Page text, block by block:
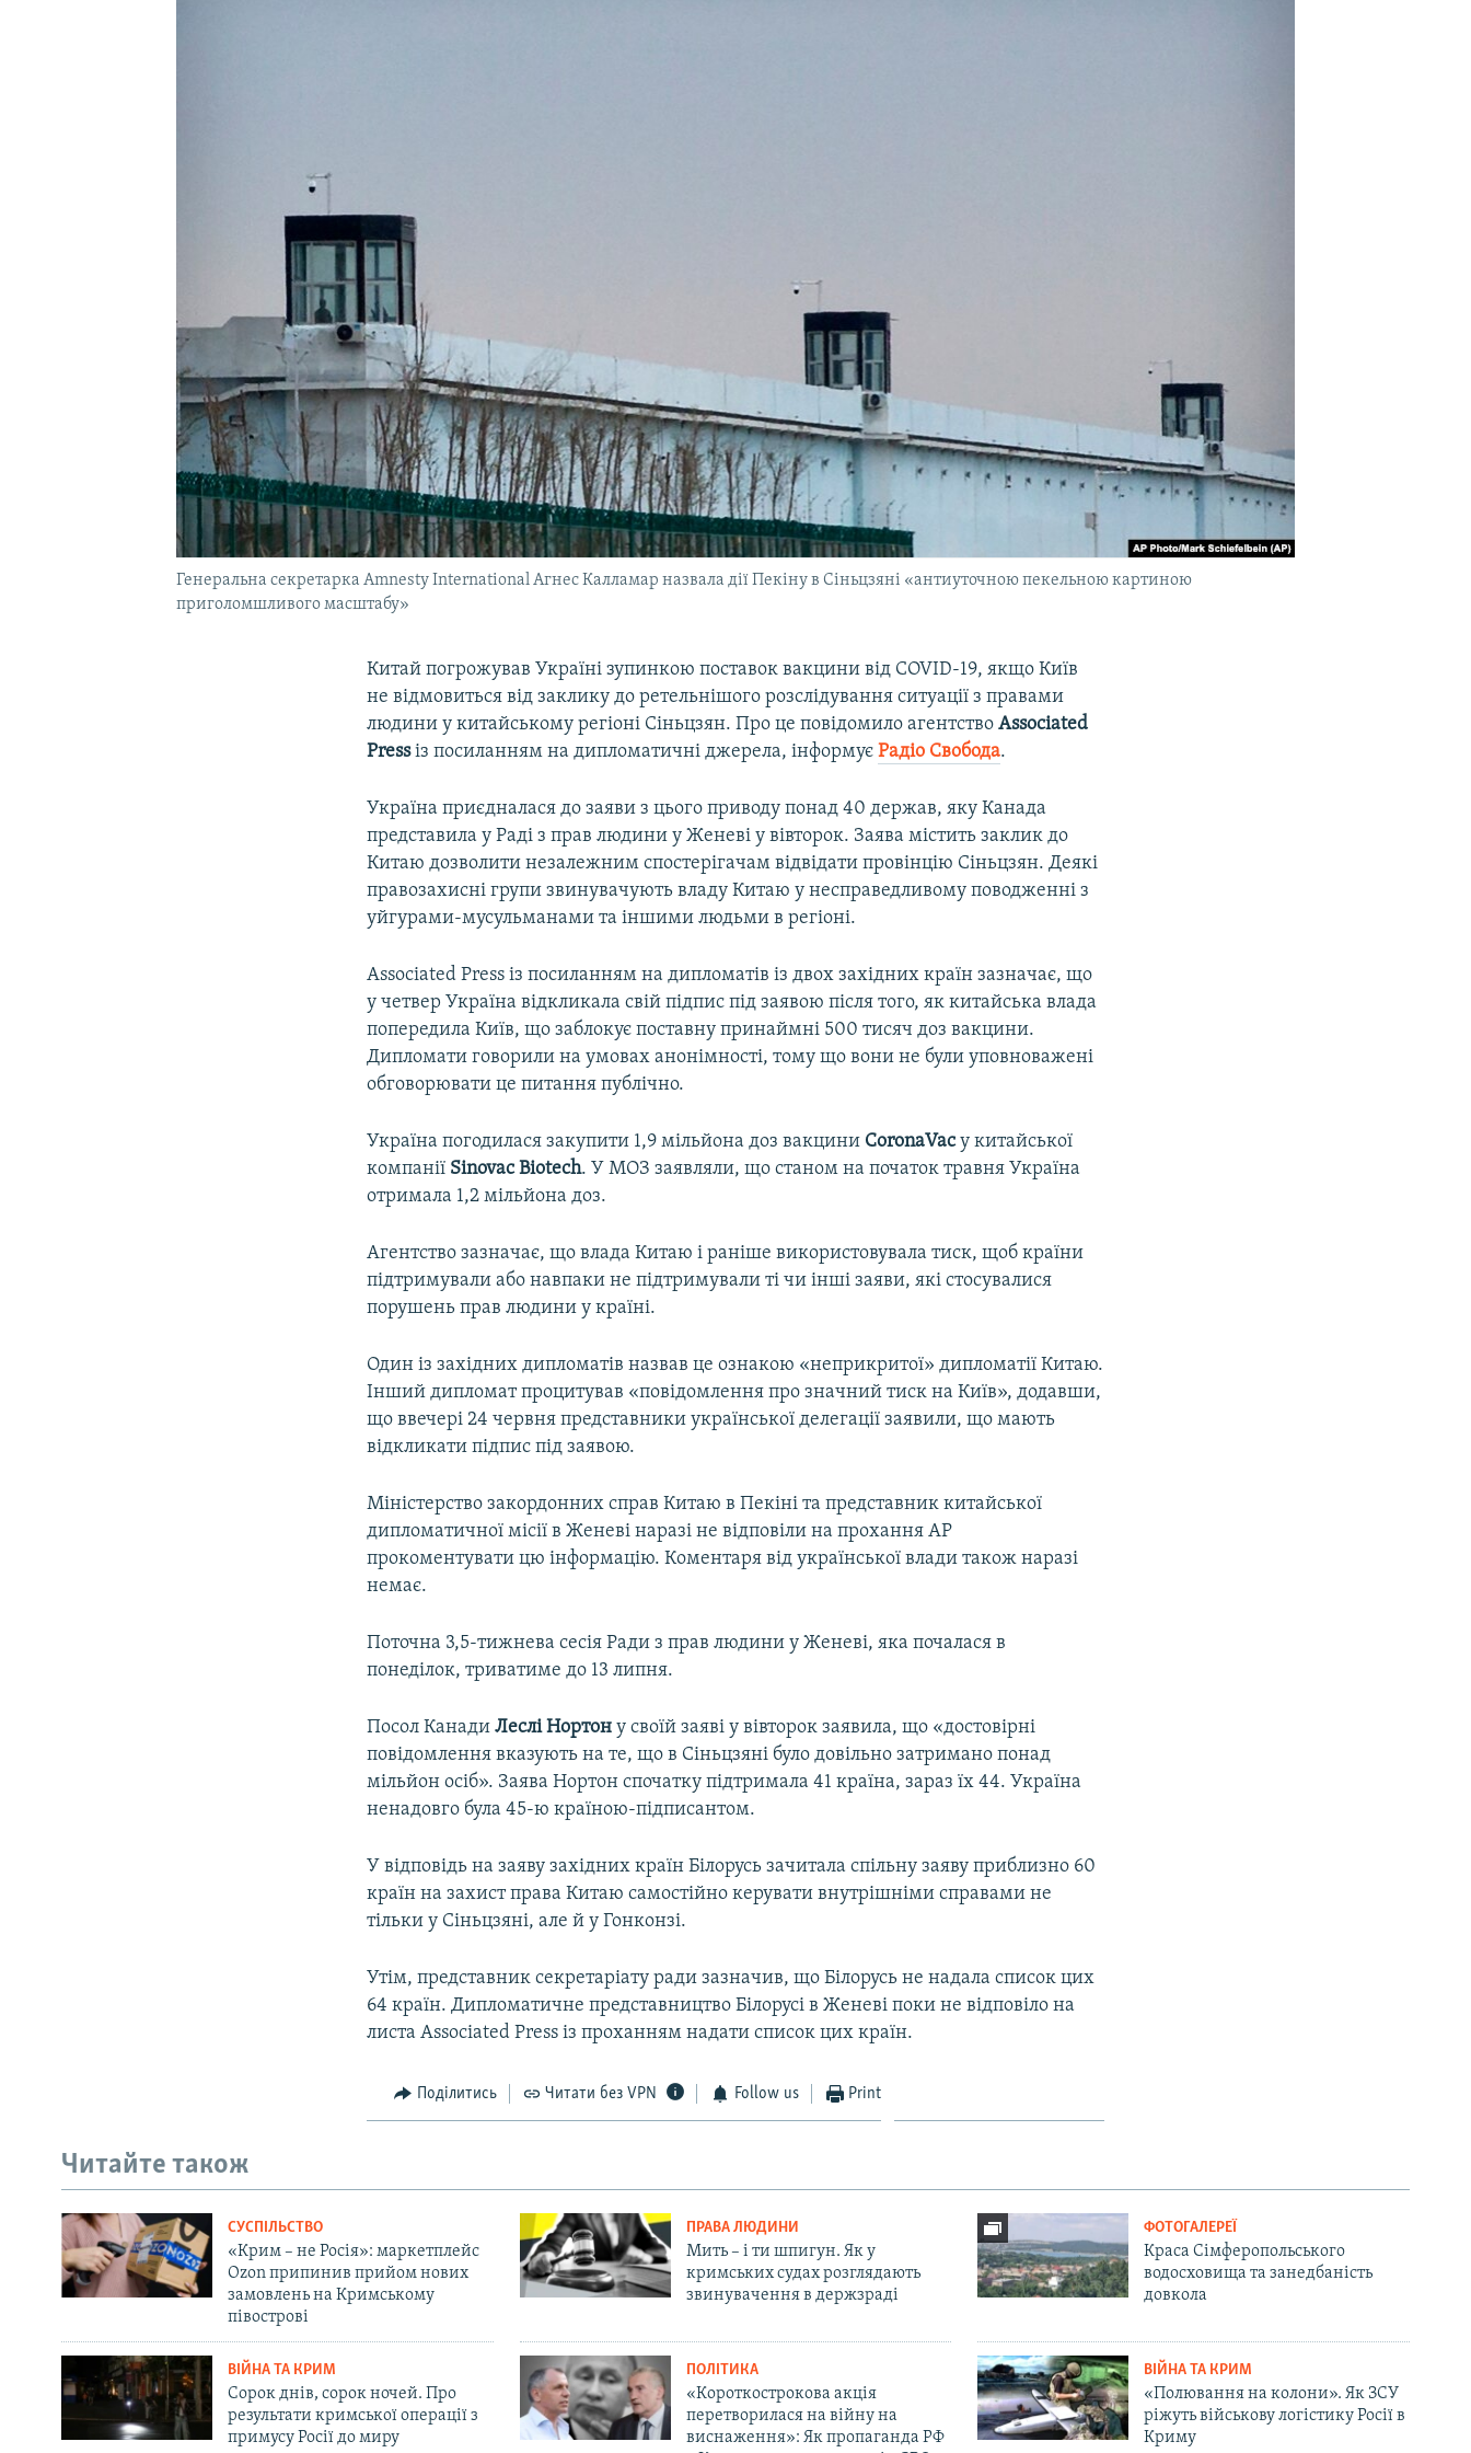
Генеральна секретарка Amnesty International Агнес Калламар назвала дії Пекіну в Сіньцзяні «антиуточною пекельною картиною
приголомшливого масштабу»
Китай погрожував Україні зупинкою поставок вакцини від COVID-19, якщо Київ
не відмовиться від заклику до ретельнішого розслідування ситуації з правами
людини у китайському регіоні Сіньцзян. Про це повідомило агентствоAssociated
Pressіз посиланням на дипломатичні джерела, інформуєРадіо Свобода.
Україна приєдналася до заяви з цього приводу понад 40 держав, яку Канада
представила у Раді з прав людини у Женеві у вівторок. Заява містить заклик до
Китаю дозволити незалежним спостерігачам відвідати провінцію Сіньцзян. Деякі
правозахисні групи звинувачують владу Китаю у несправедливому поводженні з
уйгурами-мусульманами та іншими людьми в регіоні.
Associated Press із посиланням на дипломатів із двох західних країн зазначає, що
у четвер Україна відкликала свій підпис під заявою після того, як китайська влада
попередила Київ, що заблокує поставну принаймні 500 тисяч доз вакцини.
Дипломати говорили на умовах анонімності, тому що вони не були уповноважені
обговорювати це питання публічно.
Україна погодилася закупити 1,9 мільйона доз вакцини CoronaVacу китайської
компанії Sinovac Biotech. У МОЗ заявляли, що станом на початок травня Україна
отримала 1,2 мільйона доз.
Агентство зазначає, що влада Китаю і раніше використовувала тиск, щоб країни
підтримували або навпаки не підтримували ті чи інші заяви, які стосувалися
порушень прав людини у країні.
Один із західних дипломатів назвав це ознакою «неприкритої» дипломатії Китаю.
Інший дипломат процитував «повідомлення про значний тиск на Київ», додавши,
що ввечері 24 червня представники української делегації заявили, що мають
відкликати підпис під заявою.
Міністерство закордонних справ Китаю в Пекіні та представник китайської
дипломатичної місії в Женеві наразі не відповіли на прохання AP
прокоментувати цю інформацію. Коментаря від української влади також наразі
немає.
Поточна 3,5-тижнева сесія Ради з прав людини у Женеві, яка почалася в
понеділок, триватиме до 13 липня.
Посол КанадиЛеслі Нортон у своїй заяві у вівторок заявила, що «достовірні
повідомлення вказують на те, що в Сіньцзяні було довільно затримано понад
мільйон осіб». Заява Нортон спочатку підтримала 41 країна, зараз їх 44. Україна
ненадовго була 45-ю країною-підписантом.
У відповідь на заяву західних країн Білорусь зачитала спільну заяву приблизно 60
країн на захист права Китаю самостійно керувати внутрішніми справами не
тільки у Сіньцзяні, але й у Гонконзі.
Утім, представник секретаріату ради зазначив, що Білорусь не надала список цих
64 країн. Дипломатичне представництво Білорусі в Женеві поки не відповіло на
листа Associated Press із проханням надати список цих країн.
Поділитись Читати без VPN Follow us Print
Читайте також
СУСПІЛЬСТВО
«Крим – не Росія»: маркетплейс
Ozon припинив прийом нових
замовлень на Кримському
півострові
ПРАВА ЛЮДИНИ
Мить – і ти шпигун. Як у
кримських судах розглядають
звинувачення в держзраді
ФОТОГАЛЕРЕЇ
Краса Сімферопольського
водосховища та занедбаність
довкола
ВІЙНА ТА КРИМ
Сорок днів, сорок ночей. Про
результати кримської операції з
примусу Росії до миру
ПОЛІТИКА
«Короткострокова акція
перетворилася на війну на
виснаження»: Як пропаганда РФ
ВІЙНА ТА КРИМ
«Полювання на колони». Як ЗСУ
ріжуть військову логістику Росії в
Криму